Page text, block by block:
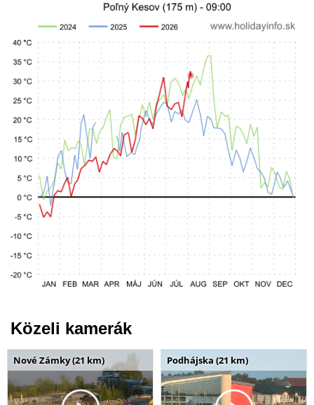
Közeli kamerák
Nové Zámky (21 km) Podhájska (21 km)